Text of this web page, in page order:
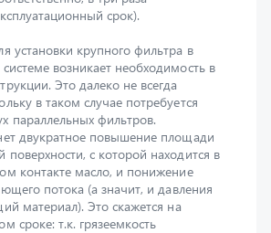
установки крупного фильтра в
возникает необходимость в
Это далеко не всегда
в таком случае потребуется
параллельных фильтров.
двукратное повышение площади
с которой находится в
контакте масло, и понижение
потока (а значит, и давления
материал). Это скажется на
сроке: т.к. грязеемкость
фильтры придется реже; однако
в плане числа заменяемых